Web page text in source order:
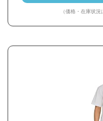
（価格・在庫状